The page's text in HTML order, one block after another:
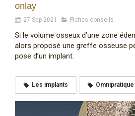
onlay
27 Sep 2021 Fiches conseils
Si le volume osseux d’une zone
alors proposé une greffe osseuse
pose d’un implant.
Les implants Omnipratique